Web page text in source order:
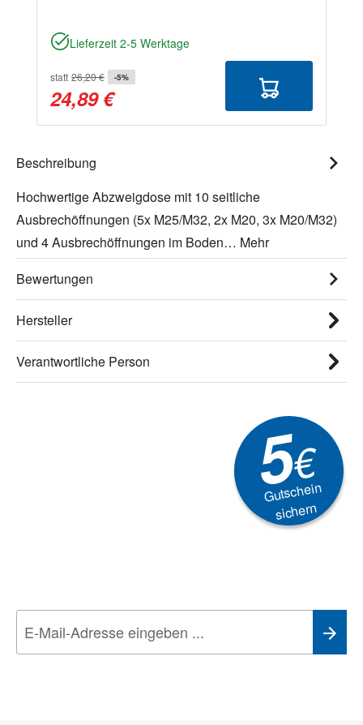
Lieferzeit 2-5 Werktage
statt 26,20 € -5%
24,89 €
Beschreibung
Hochwertige Abzweigdose mit 10 seitliche
Ausbrechöffnungen (5x M25/M32, 2x M20, 3x M20/M32)
und 4 Ausbrechöffnungen im Boden… Mehr
Bewertungen
Hersteller
Verantwortliche Person
5€
Gutschein
sichern